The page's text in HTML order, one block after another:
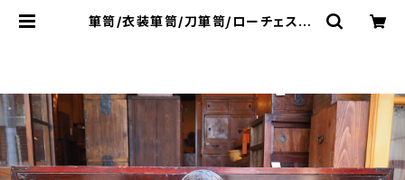
箪笥/衣装箪笥/刀箪笥/ローチェスト/